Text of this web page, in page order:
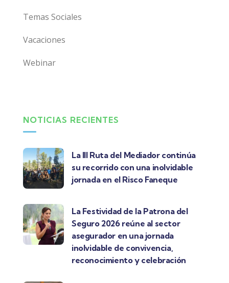
Temas Sociales
Vacaciones
Webinar
NOTICIAS RECIENTES
La III Ruta del Mediador continúa
su recorrido con una inolvidable
jornada en el Risco Faneque
La Festividad de la Patrona del
Seguro 2026 reúne al sector
asegurador en una jornada
inolvidable de convivencia,
reconocimiento y celebración